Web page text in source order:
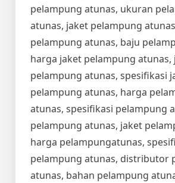
pelampung atunas, ukuran
atunas, jaket pelampung
pelampung atunas, baju
harga jaket pelampung atunas,
pelampung atunas, spesifikasi
pelampung atunas, harga
atunas, spesifikasi pelampung
pelampung atunas, jaket
harga pelampungatunas,
pelampung atunas, distributor
atunas, bahan pelampung